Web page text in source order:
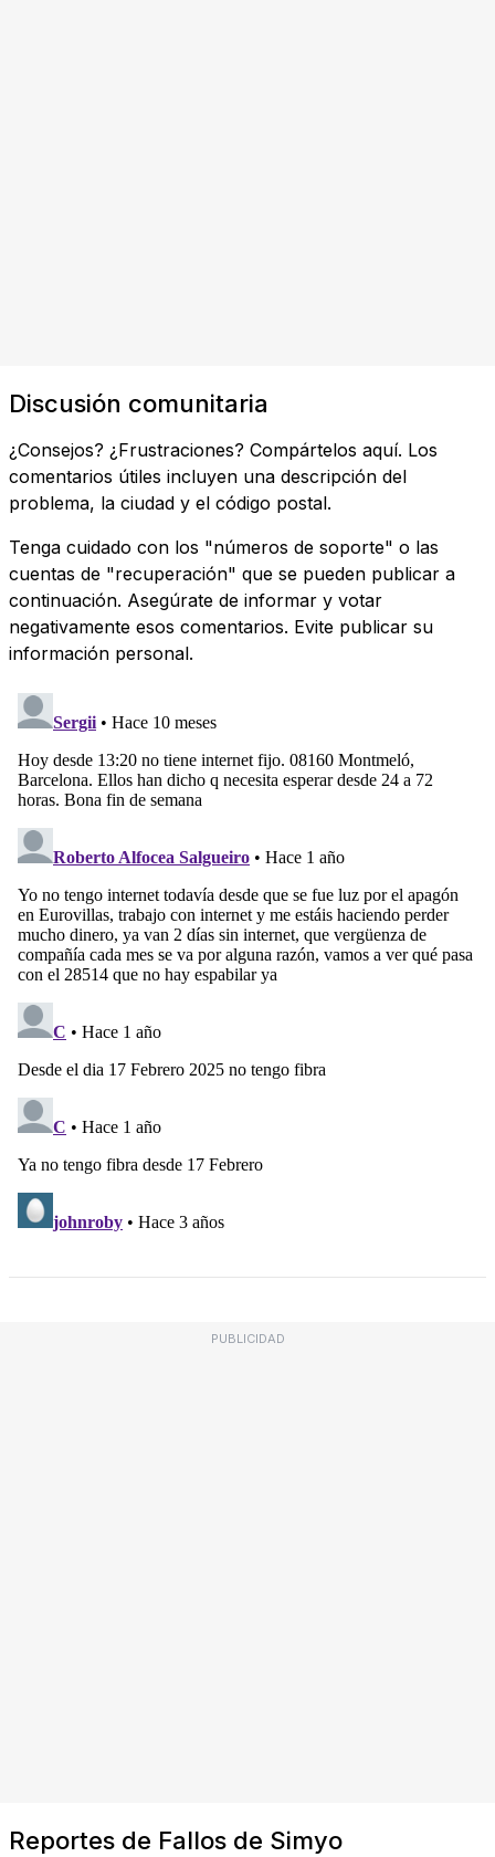
Discusión comunitaria
¿Consejos? ¿Frustraciones? Compártelos aquí. Los
comentarios útiles incluyen una descripción del
problema, la ciudad y el código postal.
Tenga cuidado con los "números de soporte" o las
cuentas de "recuperación" que se pueden publicar a
continuación. Asegúrate de informar y votar
negativamente esos comentarios. Evite publicar su
información personal.
PUBLICIDAD
Reportes de Fallos de Simyo